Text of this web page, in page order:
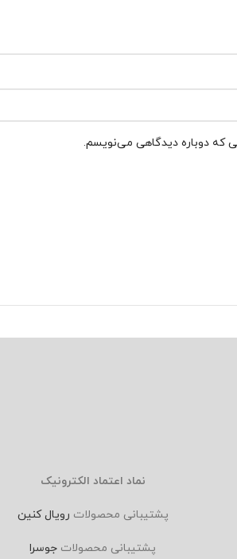
که دوباره دیدگاهی می‌نویسم.
نماد اعتماد الکترونیک
پشتیبانی محصولات رویال کنین
پشتیبانی محصولات جوسرا